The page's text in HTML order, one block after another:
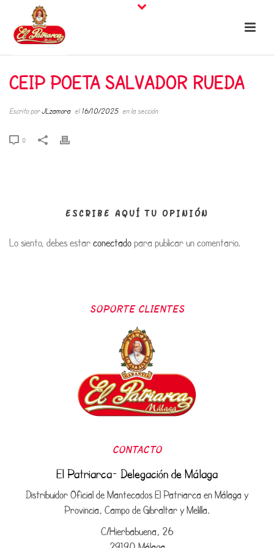
CEIP POETA SALVADOR RUEDA
Escrito porJLzamora el 16/10/2025 en la sección
0
ESCRIBE AQUÍ TU OPINIÓN
Lo siento, debes estarconectadopara publicar un comentario.
SOPORTE CLIENTES
CONTACTO
El Patriarca- Delegación de Málaga
Distribuidor Oficial de Mantecados El Patriarca en Málaga y
Provincia, Campo de Gibraltar y Melilla.
C/Hierbabuena, 26